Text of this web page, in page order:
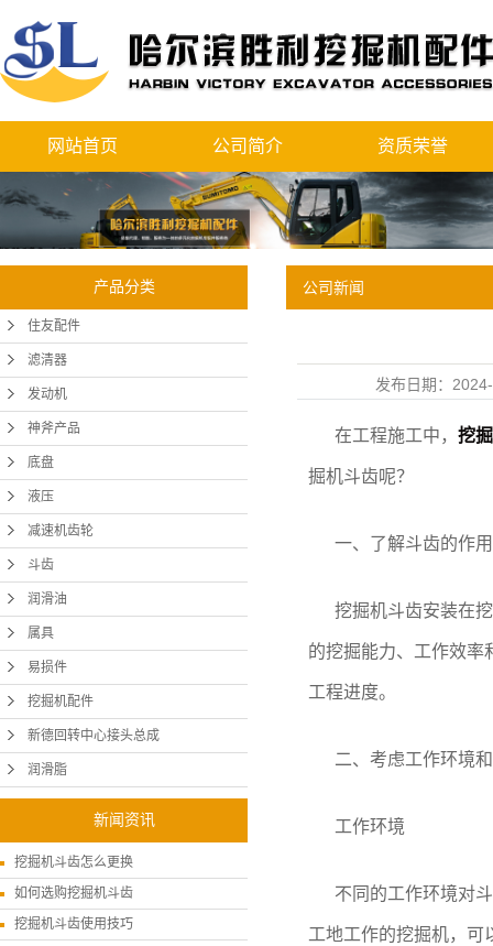
网站首页 公司简介 资质荣誉
产品分类
住友配件
滤清器
发动机
神斧产品
底盘
液压
减速机齿轮
斗齿
润滑油
属具
易损件
挖掘机配件
新德回转中心接头总成
润滑脂
新闻资讯
挖掘机斗齿怎么更换
如何选购挖掘机斗齿
挖掘机斗齿使用技巧
公司新闻
发布日期：
在工程施工中， 挖
掘机斗齿呢？
一、了解斗齿的作
挖掘机斗齿安装在
的挖掘能力、工作效率
工程进度。
二、考虑工作环境
工作环境
不同的工作环境对
工地工作的挖掘机，可